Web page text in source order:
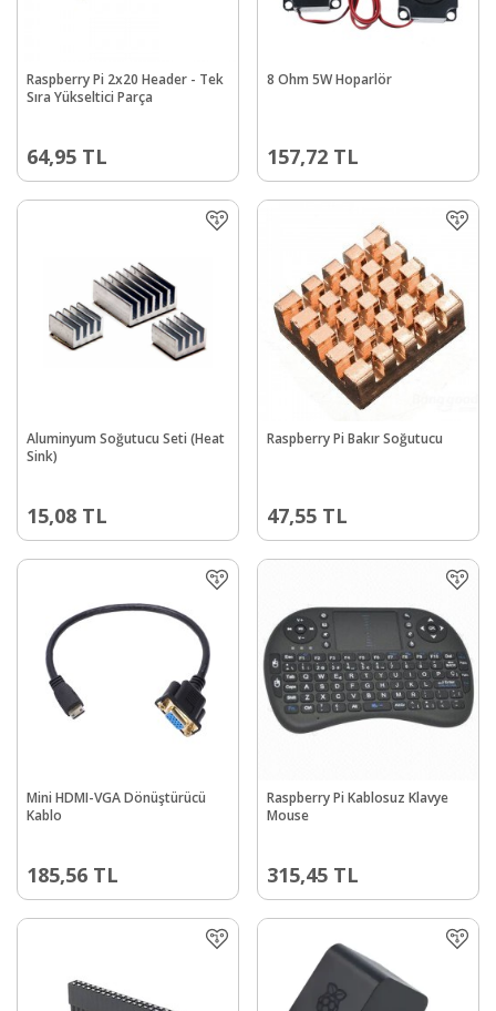
Raspberry Pi 2x20 Header - Tek
Sıra Yükseltici Parça
64,95 TL
8 Ohm 5W Hoparlör
157,72 TL
Aluminyum Soğutucu Seti (Heat
Sink)
15,08 TL
Raspberry Pi Bakır Soğutucu
47,55 TL
Mini HDMI-VGA Dönüştürücü
Kablo
185,56 TL
Raspberry Pi Kablosuz Klavye
Mouse
315,45 TL